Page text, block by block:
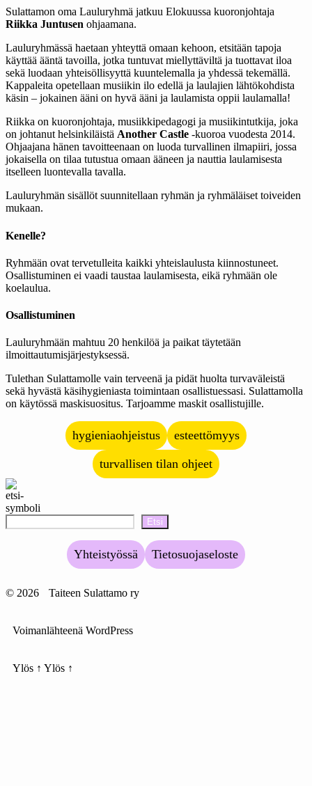
Sulattamon oma Lauluryhmä jatkuu Elokuussa kuoronjohtaja
Riikka Juntusen ohjaamana.
Lauluryhmässä haetaan yhteyttä omaan kehoon, etsitään tapoja
käyttää ääntä tavoilla, jotka tuntuvat miellyttäviltä ja tuottavat iloa
sekä luodaan yhteisöllisyyttä kuuntelemalla ja yhdessä tekemällä.
Kappaleita opetellaan musiikin ilo edellä ja laulajien lähtökohdista
käsin – jokainen ääni on hyvä ääni ja laulamista oppii laulamalla!
Riikka on kuoronjohtaja, musiikkipedagogi ja musiikintutkija, joka
on johtanut helsinkiläistä Another Castle -kuoroa vuodesta 2014.
Ohjaajana hänen tavoitteenaan on luoda turvallinen ilmapiiri, jossa
jokaisella on tilaa tutustua omaan ääneen ja nauttia laulamisesta
itselleen luontevalla tavalla.
Lauluryhmän sisällöt suunnitellaan ryhmän ja ryhmäläiset toiveiden
mukaan.
Kenelle?
Ryhmään ovat tervetulleita kaikki yhteislaulusta kiinnostuneet.
Osallistuminen ei vaadi taustaa laulamisesta, eikä ryhmään ole
koelaulua.
Osallistuminen
Lauluryhmään mahtuu 20 henkilöä ja paikat täytetään
ilmoittautumisjärjestyksessä.
Tulethan Sulattamolle vain terveenä ja pidät huolta turvaväleistä
sekä hyvästä käsihygieniasta toimintaan osallistuessasi. Sulattamolla
on käytössä maskisuositus. Tarjoamme maskit osallistujille.
hygieniaohjeistus esteettömyys
turvallisen tilan ohjeet
Etsi
Yhteistyössä Tietosuojaseloste
© 2026 Taiteen Sulattamo ry
Voimanlähteenä WordPress
Ylös ↑ Ylös ↑